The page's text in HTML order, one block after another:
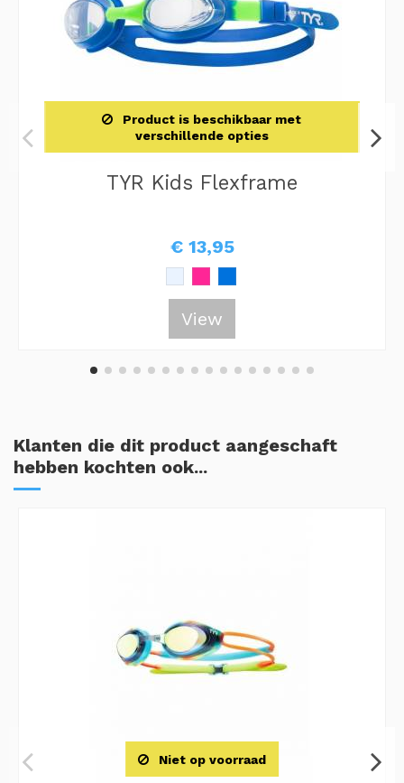
Product is beschikbaar met
verschillende opties
TYR Kids Flexframe
€ 13,95
View
Klanten die dit product aangeschaft
hebben kochten ook...
Niet op voorraad